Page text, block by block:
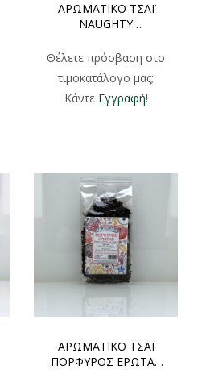
ΑΡΩΜΑΤΙΚΟ ΤΣΑΪ
NAUGHTY
ΦΑΚΕΛΑΚΙ 100gr
Θέλετε πρόσβαση στο
τιμοκατάλογο μας;
Κάντε Εγγραφή!
ΑΡΩΜΑΤΙΚΟ ΤΣΑΪ
ΠΟΡΦΥΡΟΣ ΕΡΩΤΑΣ